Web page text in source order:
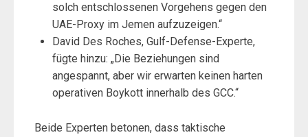
solch entschlossenen Vorgehens gegen den
UAE-Proxy im Jemen aufzuzeigen.“
David Des Roches, Gulf-Defense-Experte,
fügte hinzu: „Die Beziehungen sind
angespannt, aber wir erwarten keinen harten
operativen Boykott innerhalb des GCC.“
Beide Experten betonen, dass taktische